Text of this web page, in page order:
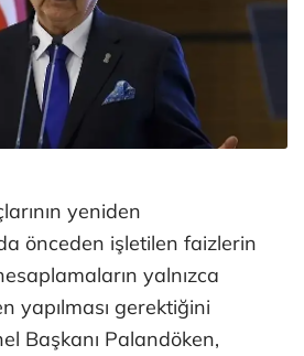
yeniden
önceden işletilen faizlerin
yalnızca
yapılması gerektiğini
Başkanı Palandöken,